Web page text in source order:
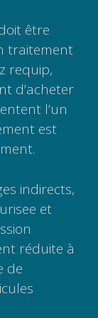
être
traitement
requip,
d’acheter
l’un
est
indirects,
et
réduite à
de